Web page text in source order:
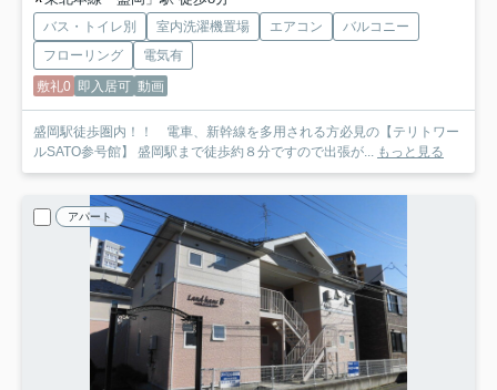
バス・トイレ別 室内洗濯機置場 エアコン
バルコニー
フローリング
電気有
敷礼0 即入居可 動画
盛岡駅徒歩圏内！！ 電車、新幹線を多用される方必見の【テリトワー
ルSATO参号館】 盛岡駅まで徒歩約８分ですので出張が... もっと見る
アパート